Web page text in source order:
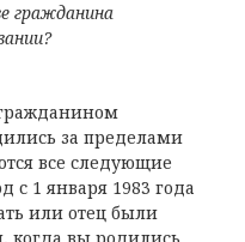
гражданина
за пределами
все следующие
с 1 января 1983 года
или отец были